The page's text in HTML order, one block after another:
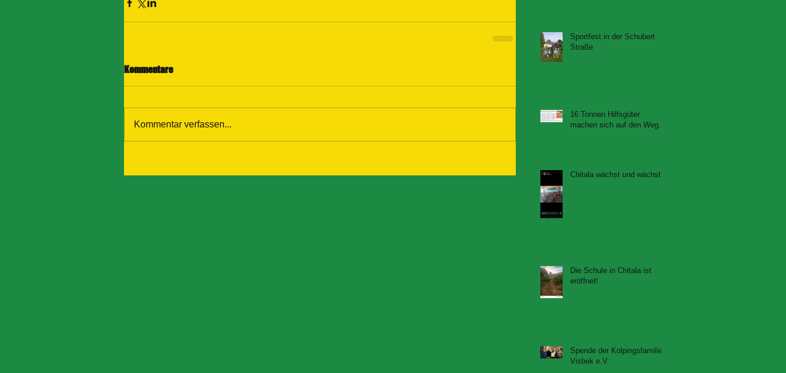
Kommentare
Kommentar verfassen...
Sportfest in der Schubert
Straße
16 Tonnen Hilfsgüter
machen sich auf den Weg....
Chitala wächst und wächst...
Die Schule in Chitala ist
eröffnet!
Spende der Kolpingsfamilie
Visbek e.V.